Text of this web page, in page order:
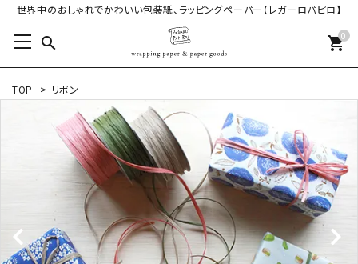
世界中のおしゃれでかわいい包装紙、ラッピングペーパー【レガーロパピロ】
search 0
shopping_cart
TOP > リボン